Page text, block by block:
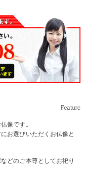
像です。
お選びいただくお仏像と
どのご本尊としてお祀り